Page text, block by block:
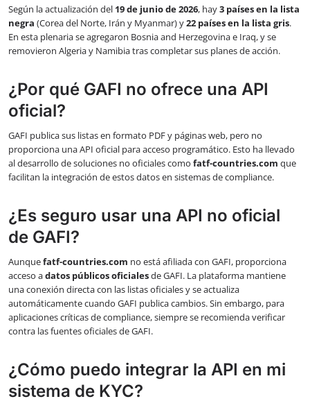
Según la actualización del 19 de junio de 2026, hay3 países en la lista
negra (Corea del Norte, Irán y Myanmar) y22 países en la lista gris.
En esta plenaria se agregaron Bosnia and Herzegovina e Iraq, y se
removieron Algeria y Namibia tras completar sus planes de acción.
¿Por qué GAFI no ofrece una API
oficial?
GAFI publica sus listas en formato PDF y páginas web, pero no
proporciona una API oficial para acceso programático. Esto ha llevado
al desarrollo de soluciones no oficiales como fatf-countries.com que
facilitan la integración de estos datos en sistemas de compliance.
¿Es seguro usar una API no oficial
de GAFI?
Aunquefatf-countries.com no está afiliada con GAFI, proporciona
acceso adatos públicos oficialesde GAFI. La plataforma mantiene
una conexión directa con las listas oficiales y se actualiza
automáticamente cuando GAFI publica cambios. Sin embargo, para
aplicaciones críticas de compliance, siempre se recomienda verificar
contra las fuentes oficiales de GAFI.
¿Cómo puedo integrar la API en mi
sistema de KYC?